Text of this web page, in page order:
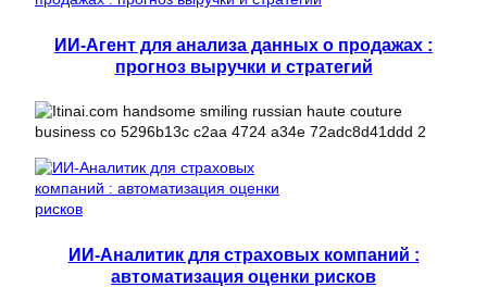
ИИ-Агент для анализа данных о продажах :
прогноз выручки и стратегий
ИИ-Аналитик для страховых компаний :
автоматизация оценки рисков